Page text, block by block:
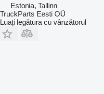
Estonia, Tallinn
TruckParts Eesti OÜ
Luați legătura cu vânzătorul